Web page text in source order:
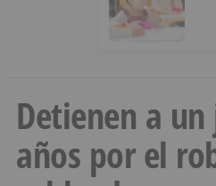
Detienen a
años por el